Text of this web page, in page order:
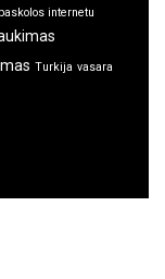
paskolos internetu
Turkija vasara